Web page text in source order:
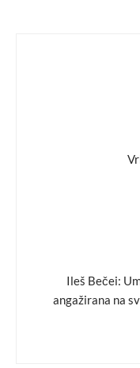
Ileš Bečei:
angažirana na